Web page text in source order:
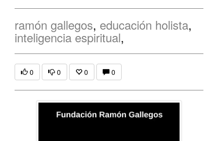
ramón gallegos, educación holista,
inteligencia espiritual,
0 0 0 0